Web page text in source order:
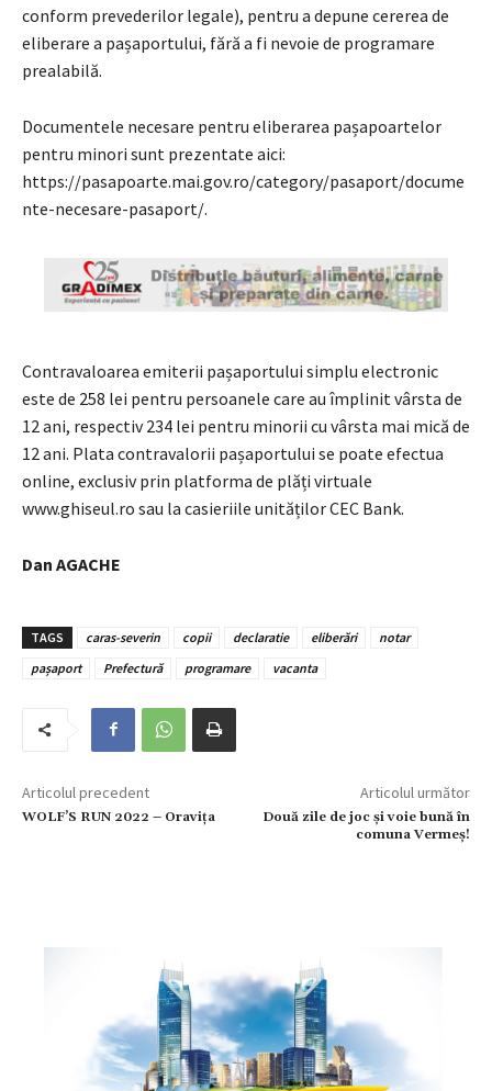
conform prevederilor legale), pentru a depune cererea de
eliberare a pașaportului, fără a fi nevoie de programare
prealabilă.
Documentele necesare pentru eliberarea pașapoartelor
pentru minori sunt prezentate aici:
https://pasapoarte.mai.gov.ro/category/pasaport/docume
nte-necesare-pasaport/.
Contravaloarea emiterii pașaportului simplu electronic
este de 258 lei pentru persoanele care au împlinit vârsta de
12 ani, respectiv 234 lei pentru minorii cu vârsta mai mică de
12 ani. Plata contravalorii pașaportului se poate efectua
online, exclusiv prin platforma de plăți virtuale
www.ghiseul.ro sau la casieriile unităților CEC Bank.
Dan AGACHE
TAGS caras-severin copii declaratie eliberări
notar
pașaport
Prefectură programare vacanta
Articolul precedent
WOLF’S RUN 2022 – Oravița
Articolul următor
Două zile de joc și voie bună în
comuna Vermeș!